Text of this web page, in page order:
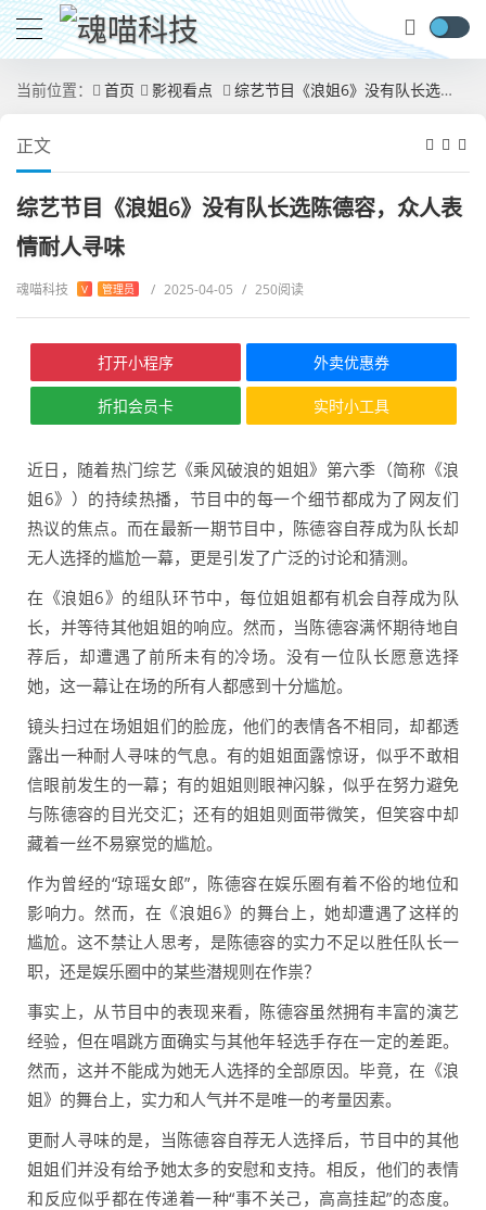
当前位置： 首页 影视看点 综艺节目《浪姐6》没有队长选陈德容，众人表情耐人寻味
正文
综艺节目《浪姐6》没有队长选陈德容，众人表
情耐人寻味
魂喵科技 V 管理员 / 2025-04-05 / 250阅读
打开小程序 外卖优惠券
折扣会员卡 实时小工具
近日，随着热门综艺《乘风破浪的姐姐》第六季（简称《浪
姐6》）的持续热播，节目中的每一个细节都成为了网友们
热议的焦点。而在最新一期节目中，陈德容自荐成为队长却
无人选择的尴尬一幕，更是引发了广泛的讨论和猜测。
在《浪姐6》的组队环节中，每位姐姐都有机会自荐成为队
长，并等待其他姐姐的响应。然而，当陈德容满怀期待地自
荐后，却遭遇了前所未有的冷场。没有一位队长愿意选择
她，这一幕让在场的所有人都感到十分尴尬。
镜头扫过在场姐姐们的脸庞，他们的表情各不相同，却都透
露出一种耐人寻味的气息。有的姐姐面露惊讶，似乎不敢相
信眼前发生的一幕；有的姐姐则眼神闪躲，似乎在努力避免
与陈德容的目光交汇；还有的姐姐则面带微笑，但笑容中却
藏着一丝不易察觉的尴尬。
作为曾经的“琼瑶女郎”，陈德容在娱乐圈有着不俗的地位和
影响力。然而，在《浪姐6》的舞台上，她却遭遇了这样的
尴尬。这不禁让人思考，是陈德容的实力不足以胜任队长一
职，还是娱乐圈中的某些潜规则在作祟？
事实上，从节目中的表现来看，陈德容虽然拥有丰富的演艺
经验，但在唱跳方面确实与其他年轻选手存在一定的差距。
然而，这并不能成为她无人选择的全部原因。毕竟，在《浪
姐》的舞台上，实力和人气并不是唯一的考量因素。
更耐人寻味的是，当陈德容自荐无人选择后，节目中的其他
姐姐们并没有给予她太多的安慰和支持。相反，他们的表情
和反应似乎都在传递着一种“事不关己，高高挂起”的态度。